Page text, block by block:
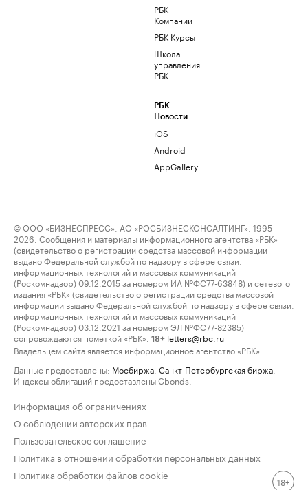
РБК
Компании
РБК Курсы
Школа
управления
РБК
РБК
Новости
iOS
Android
AppGallery
© ООО «БИЗНЕСПРЕСС», АО «РОСБИЗНЕСКОНСАЛТИНГ», 1995–
2026. Сообщения и материалы информационного агентства «РБК»
(свидетельство о регистрации средства массовой информации
выдано Федеральной службой по надзору в сфере связи,
информационных технологий и массовых коммуникаций
(Роскомнадзор) 09.12.2015 за номером ИА №ФС77-63848) и сетевого
издания «РБК» (свидетельство о регистрации средства массовой
информации выдано Федеральной службой по надзору в сфере связи,
информационных технологий и массовых коммуникаций
(Роскомнадзор) 03.12.2021 за номером ЭЛ №ФС77-82385)
сопровождаются пометкой «РБК».
18+ letters@rbc.ru
Владельцем сайта является информационное агентство «РБК».
Данные предоставлены: Мосбиржа Санкт-Петербургская биржа
Индексы облигаций предоставлены Cbonds.
Информация об ограничениях
О соблюдении авторских прав
Пользовательское соглашение
Политика в отношении обработки персональных данных
Политика обработки файлов cookie
18+